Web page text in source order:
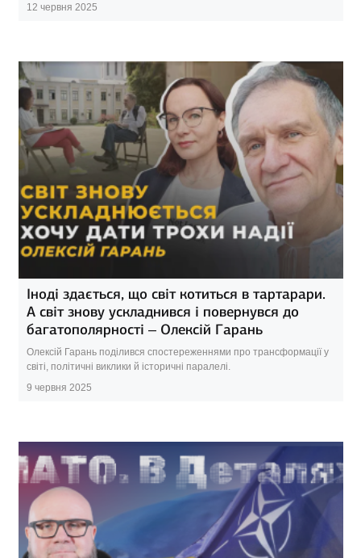
12 червня 2025
Іноді здається, що світ котиться в тартарари.
А світ знову ускладнився і повернувся до
багатополярності – Олексій Гарань
Олексій Гарань поділився спостереженнями про трансформації у
світі, політичні виклики й історичні паралелі.
9 червня 2025